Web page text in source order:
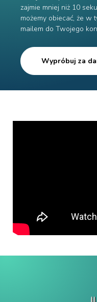
zajmie mniej niż 10
możemy obiecać, że w
mailem do Twojego
Wypróbuj za